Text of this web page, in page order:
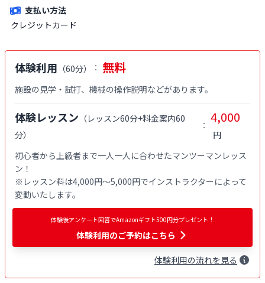
支払い方法
クレジットカード
体験利用 （60分） ： 無料
施設の見学・試打、機械の操作説明などがあります。
体験レッスン （レッスン60分+料金案内60
分）
： 4,000
円
初心者から上級者まで一人一人に合わせたマンツーマンレッス
ン！
※レッスン料は4,000円〜5,000円でインストラクターによって
変動いたします。
体験後アンケート回答でAmazonギフト500円分プレゼント！
体験利用のご予約はこちら
体験利用の流れを見る